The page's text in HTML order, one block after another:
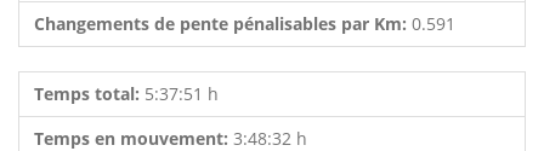
Changements de pente pénalisables par Km: 0.591
Temps total: 5:37:51 h
Temps en mouvement: 3:48:32 h